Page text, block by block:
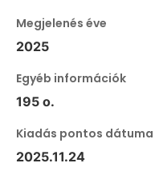
Megjelenés éve
2025
Egyéb információk
195 o.
Kiadás pontos dátuma
2025.11.24